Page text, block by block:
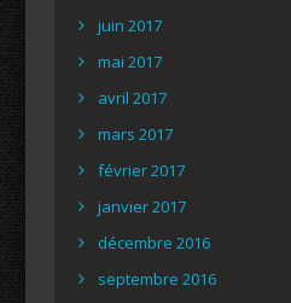
juin 2017
mai 2017
avril 2017
mars 2017
février 2017
janvier 2017
décembre 2016
septembre 2016